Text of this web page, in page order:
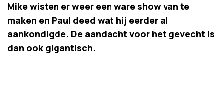
Mike wisten er weer een ware show van te
maken en Paul deed wat hij eerder al
aankondigde. De aandacht voor het gevecht is
dan ook gigantisch.